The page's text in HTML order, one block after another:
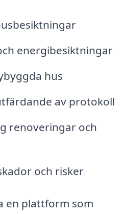
energibesiktningar
hus
av protokoll
renoveringar och
och risker
en plattform som